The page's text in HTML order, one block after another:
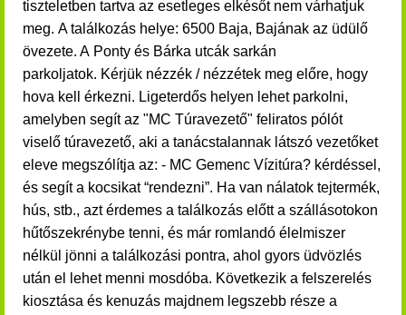
tiszteletben tartva az esetleges elkésőt nem várhatjuk
meg. A találkozás helye: 6500 Baja, Bajának az üdülő
övezete. A Ponty és Bárka utcák sarkán
parkoljatok. Kérjük nézzék / nézzétek meg előre, hogy
hova kell érkezni. Ligeterdős helyen lehet parkolni,
amelyben segít az "MC Túravezető" feliratos pólót
viselő túravezető, aki a tanácstalannak látszó vezetőket
eleve megszólítja az: - MC Gemenc Vízitúra? kérdéssel,
és segít a kocsikat “rendezni”. Ha van nálatok tejtermék,
hús, stb., azt érdemes a találkozás előtt a szállásotokon
hűtőszekrénybe tenni, és már romlandó élelmiszer
nélkül jönni a találkozási pontra, ahol gyors üdvözlés
után el lehet menni mosdóba. Következik a felszerelés
kiosztása és kenuzás majdnem legszebb része a